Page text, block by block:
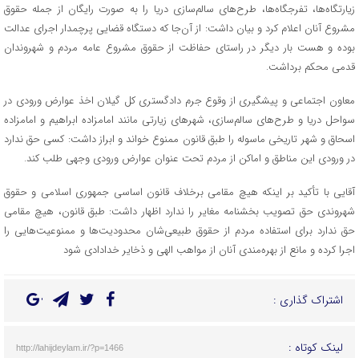
زیارتگاه‌ها، تفرجگاه‌ها، طرح‌های سالم‌سازی دریا را به صورت رایگان از جمله حقوق
مشروع آنان اعلام کرد و بیان داشت: از آن‌جا که دستگاه‌ قضایی پرچمدار اجرای عدالت
بوده و هست بار دیگر در راستای حفاظت از حقوق مشروع عامه مردم و شهروندان
قدمی محکم برداشت.
معاون اجتماعی و پیشگیری از وقوع جرم دادگستری کل گیلان اخذ عوارض ورودی در
سواحل دریا و طرح‌های سالم‌سازی، شهرهای زیارتی مانند امامزاده ابراهیم و امامزاده
اسحاق و شهر تاریخی ماسوله را طبق قانون ممنوع خواند و ابراز داشت: کسی حق ندارد
در ورودی این مناطق و اماکن از مردم تحت عنوان عوارض ورودی وجهی طلب کند.
آقایی با تأکید بر اینکه هیچ مقامی برخلاف قانون اساسی جمهوری اسلامی و حقوق
شهروندی حق تصویب بخشنامه‌ مغایر را ندارد اظهار داشت: طبق قانون، هیچ مقامی
حق ندارد برای استفاده مردم از حقوق طبیعی‌شان محدودیت‌ها و ممنوعیت‌هایی را
اجرا کرده و مانع از بهره‌مندی آنان از مواهب الهی و ذخایر خدادادی شود
اشتراک گذاری :
لینک کوتاه : http://lahijdeylam.ir/?p=1466